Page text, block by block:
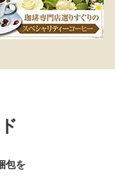
包を